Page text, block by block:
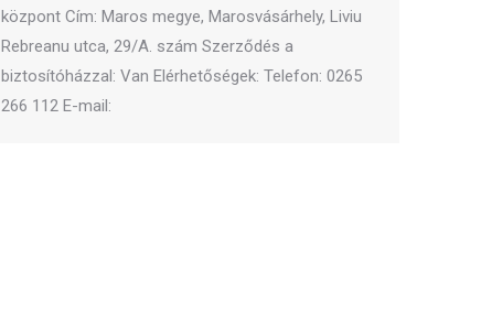
központ Cím: Maros megye, Marosvásárhely, Liviu
Rebreanu utca, 29/A. szám Szerződés a
biztosítóházzal: Van Elérhetőségek: Telefon: 0265
266 112 E-mail: